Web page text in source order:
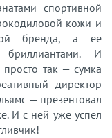
спортивной
кожи и
бренда, а ее
бриллиантами. И
так — сумка
директор
— презентовал
И с ней уже успел